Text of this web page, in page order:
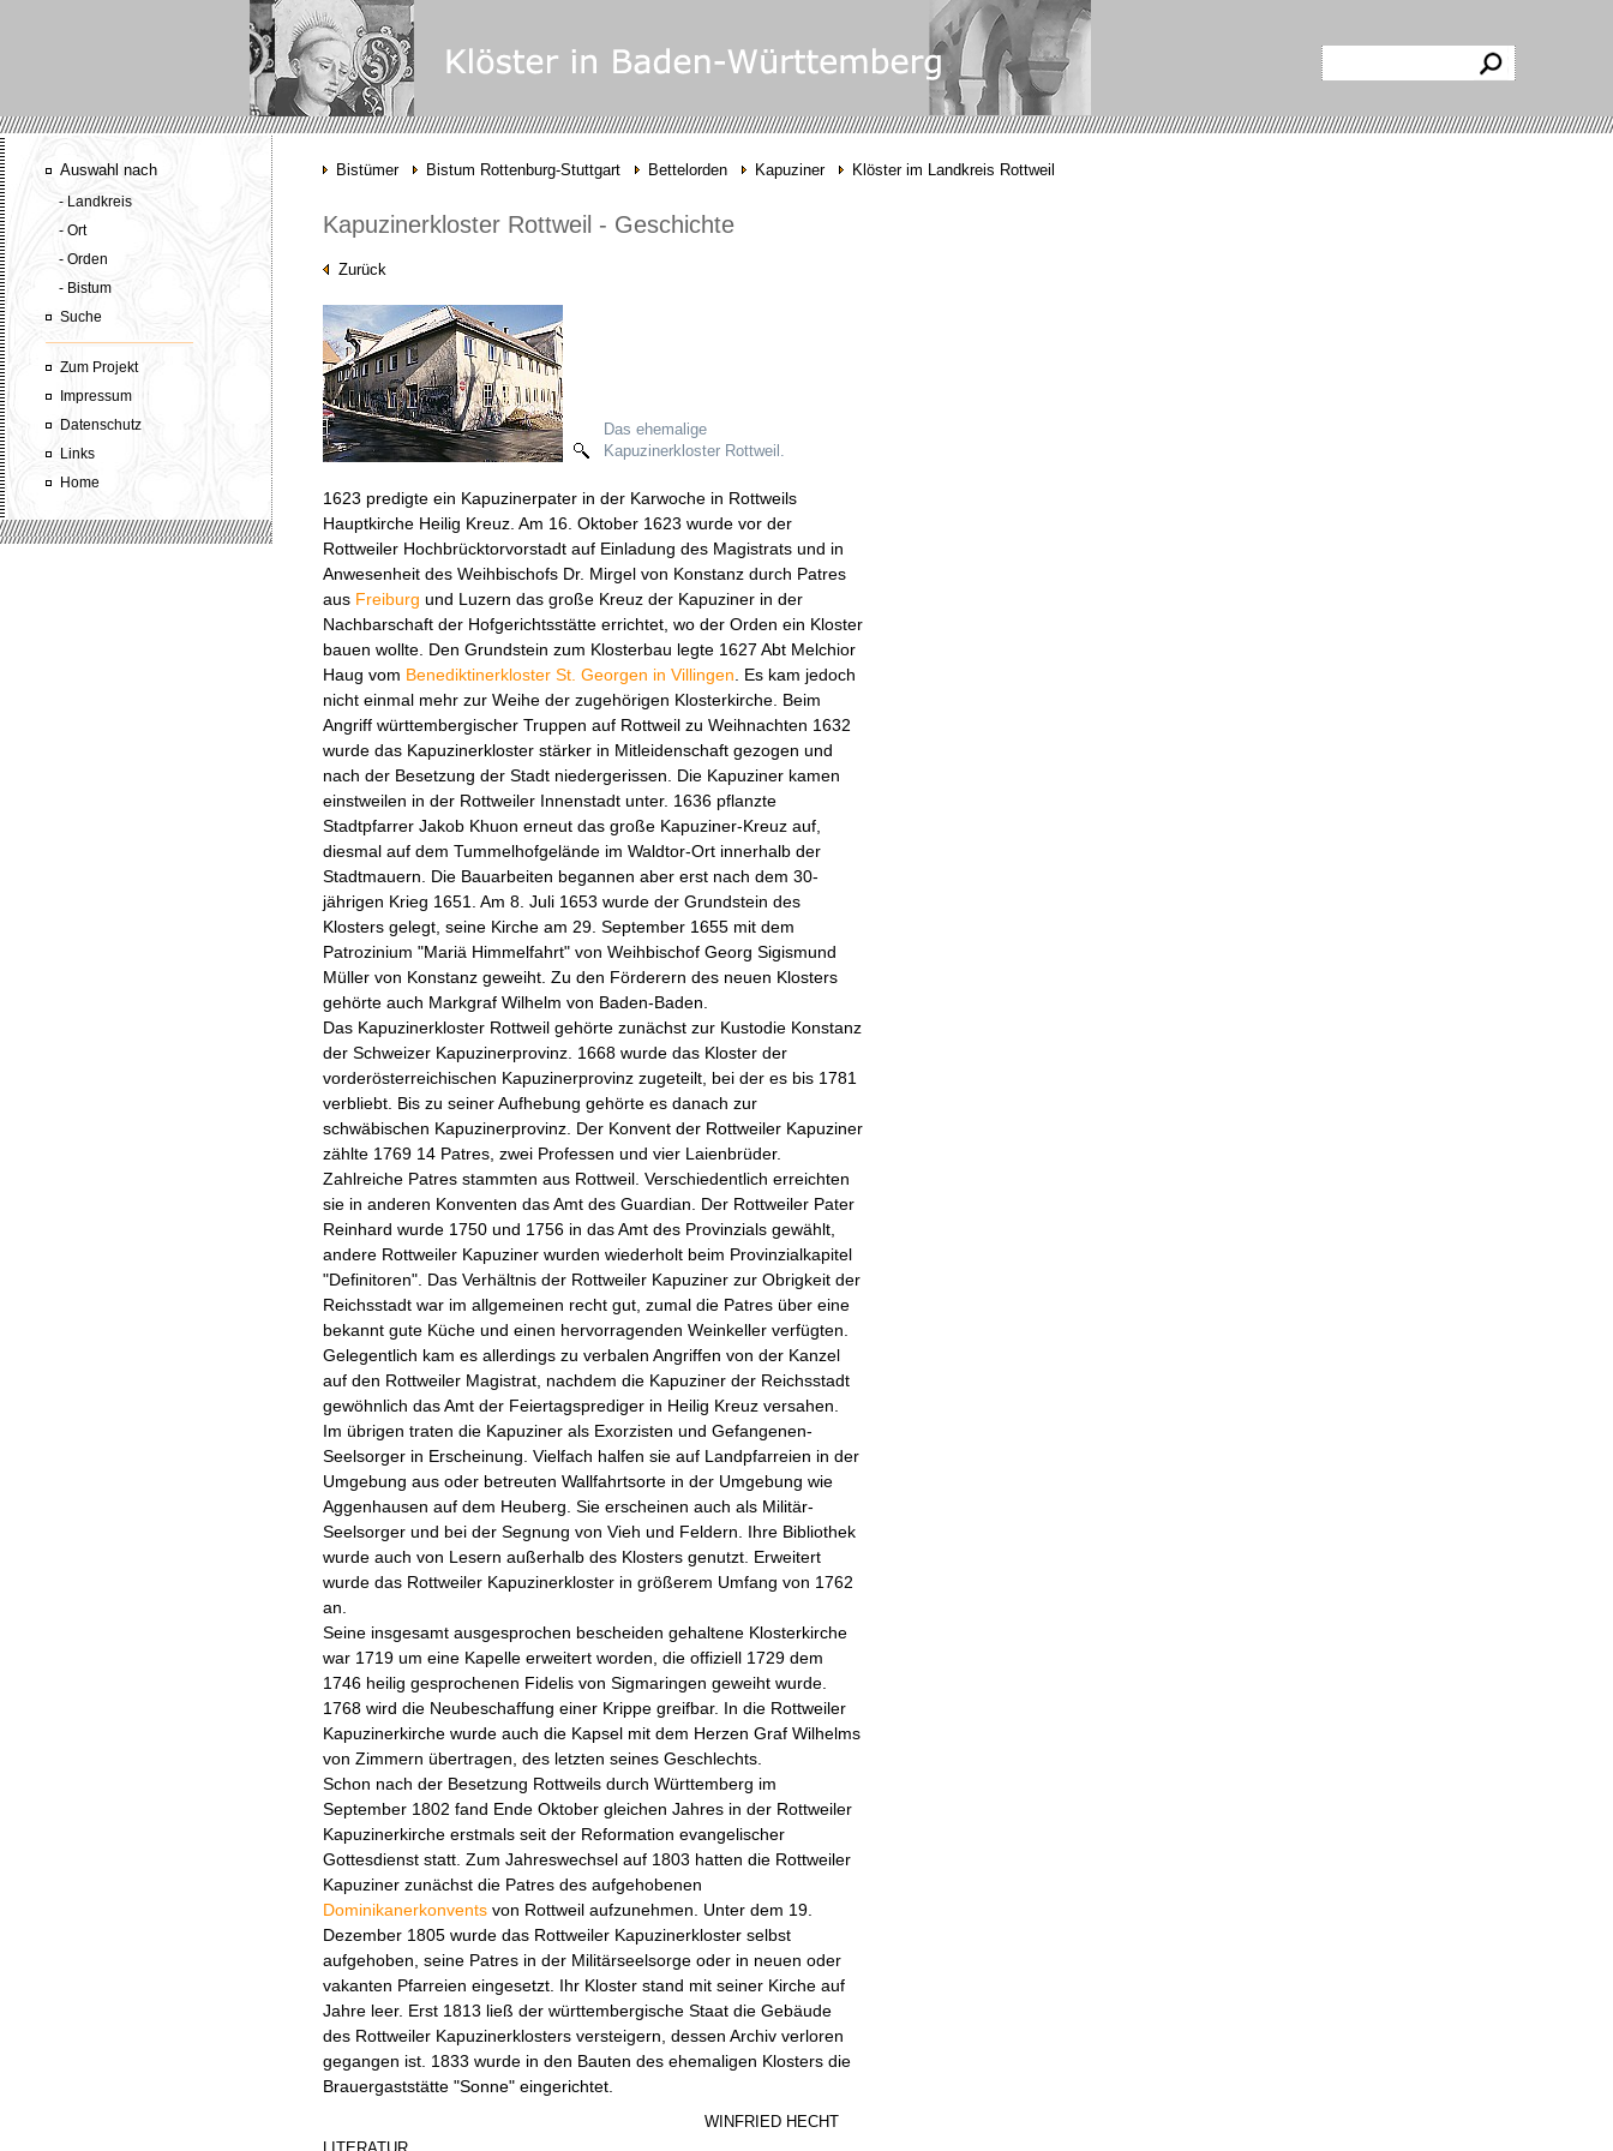
Auswahl nach
- Landkreis
- Ort
- Orden
- Bistum
Suche
Zum Projekt
Impressum
Datenschutz
Links
Home
Bistümer Bistum Rottenburg-Stuttgart Bettelorden Kapuziner Klöster im Landkreis Rottweil
Kapuzinerkloster Rottweil - Geschichte
Zurück
Das ehemalige
Kapuzinerkloster Rottweil.
1623 predigte ein Kapuzinerpater in der Karwoche in Rottweils
Hauptkirche Heilig Kreuz. Am 16. Oktober 1623 wurde vor der
Rottweiler Hochbrücktorvorstadt auf Einladung des Magistrats und in
Anwesenheit des Weihbischofs Dr. Mirgel von Konstanz durch Patres
aus Freiburg und Luzern das große Kreuz der Kapuziner in der
Nachbarschaft der Hofgerichtsstätte errichtet, wo der Orden ein Kloster
bauen wollte. Den Grundstein zum Klosterbau legte 1627 Abt Melchior
Haug vom Benediktinerkloster St. Georgen in Villingen. Es kam jedoch
nicht einmal mehr zur Weihe der zugehörigen Klosterkirche. Beim
Angriff württembergischer Truppen auf Rottweil zu Weihnachten 1632
wurde das Kapuzinerkloster stärker in Mitleidenschaft gezogen und
nach der Besetzung der Stadt niedergerissen. Die Kapuziner kamen
einstweilen in der Rottweiler Innenstadt unter. 1636 pflanzte
Stadtpfarrer Jakob Khuon erneut das große Kapuziner-Kreuz auf,
diesmal auf dem Tummelhofgelände im Waldtor-Ort innerhalb der
Stadtmauern. Die Bauarbeiten begannen aber erst nach dem 30-
jährigen Krieg 1651. Am 8. Juli 1653 wurde der Grundstein des
Klosters gelegt, seine Kirche am 29. September 1655 mit dem
Patrozinium "Mariä Himmelfahrt" von Weihbischof Georg Sigismund
Müller von Konstanz geweiht. Zu den Förderern des neuen Klosters
gehörte auch Markgraf Wilhelm von Baden-Baden.
Das Kapuzinerkloster Rottweil gehörte zunächst zur Kustodie Konstanz
der Schweizer Kapuzinerprovinz. 1668 wurde das Kloster der
vorderösterreichischen Kapuzinerprovinz zugeteilt, bei der es bis 1781
verbliebt. Bis zu seiner Aufhebung gehörte es danach zur
schwäbischen Kapuzinerprovinz. Der Konvent der Rottweiler Kapuziner
zählte 1769 14 Patres, zwei Professen und vier Laienbrüder.
Zahlreiche Patres stammten aus Rottweil. Verschiedentlich erreichten
sie in anderen Konventen das Amt des Guardian. Der Rottweiler Pater
Reinhard wurde 1750 und 1756 in das Amt des Provinzials gewählt,
andere Rottweiler Kapuziner wurden wiederholt beim Provinzialkapitel
"Definitoren". Das Verhältnis der Rottweiler Kapuziner zur Obrigkeit der
Reichsstadt war im allgemeinen recht gut, zumal die Patres über eine
bekannt gute Küche und einen hervorragenden Weinkeller verfügten.
Gelegentlich kam es allerdings zu verbalen Angriffen von der Kanzel
auf den Rottweiler Magistrat, nachdem die Kapuziner der Reichsstadt
gewöhnlich das Amt der Feiertagsprediger in Heilig Kreuz versahen.
Im übrigen traten die Kapuziner als Exorzisten und Gefangenen-
Seelsorger in Erscheinung. Vielfach halfen sie auf Landpfarreien in der
Umgebung aus oder betreuten Wallfahrtsorte in der Umgebung wie
Aggenhausen auf dem Heuberg. Sie erscheinen auch als Militär-
Seelsorger und bei der Segnung von Vieh und Feldern. Ihre Bibliothek
wurde auch von Lesern außerhalb des Klosters genutzt. Erweitert
wurde das Rottweiler Kapuzinerkloster in größerem Umfang von 1762
an.
Seine insgesamt ausgesprochen bescheiden gehaltene Klosterkirche
war 1719 um eine Kapelle erweitert worden, die offiziell 1729 dem
1746 heilig gesprochenen Fidelis von Sigmaringen geweiht wurde.
1768 wird die Neubeschaffung einer Krippe greifbar. In die Rottweiler
Kapuzinerkirche wurde auch die Kapsel mit dem Herzen Graf Wilhelms
von Zimmern übertragen, des letzten seines Geschlechts.
Schon nach der Besetzung Rottweils durch Württemberg im
September 1802 fand Ende Oktober gleichen Jahres in der Rottweiler
Kapuzinerkirche erstmals seit der Reformation evangelischer
Gottesdienst statt. Zum Jahreswechsel auf 1803 hatten die Rottweiler
Kapuziner zunächst die Patres des aufgehobenen
Dominikanerkonventsvon Rottweil aufzunehmen. Unter dem 19.
Dezember 1805 wurde das Rottweiler Kapuzinerkloster selbst
aufgehoben, seine Patres in der Militärseelsorge oder in neuen oder
vakanten Pfarreien eingesetzt. Ihr Kloster stand mit seiner Kirche auf
Jahre leer. Erst 1813 ließ der württembergische Staat die Gebäude
des Rottweiler Kapuzinerklosters versteigern, dessen Archiv verloren
gegangen ist. 1833 wurde in den Bauten des ehemaligen Klosters die
Brauergaststätte "Sonne" eingerichtet.
WINFRIED HECHT